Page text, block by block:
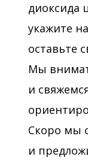
диоксида
укажите
оставьте
Мы
и
Скоро мы
и